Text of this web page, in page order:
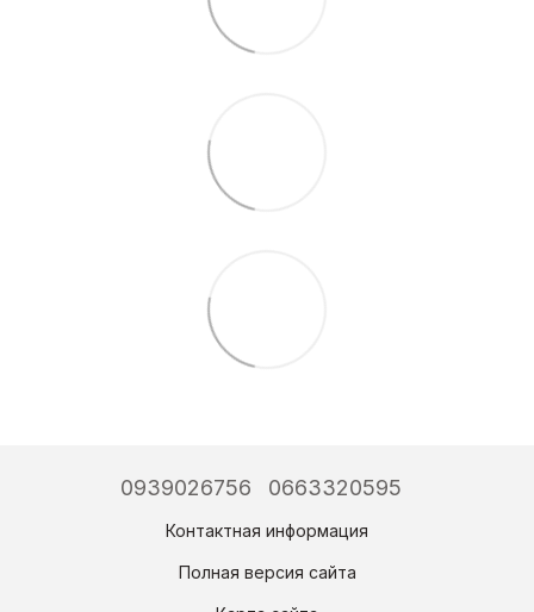
0939026756 0663320595
Контактная информация
Полная версия сайта